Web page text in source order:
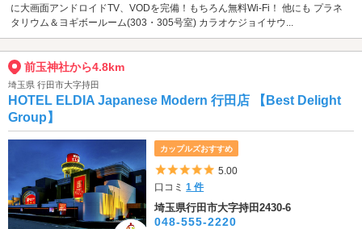
に大画面アンドロイドTV、VODを完備！もちろん無料Wi-Fi！ 他にも プラネ
タリウム＆ヨギボールーム(303・305号室) カラオケジョイサウ...
前玉神社から4.8km
埼玉県 行田市大字持田
HOTEL ELDIA Japanese Modern 行田店 【Best Delight
Group】
カップルズおすすめ
5つ星のうち5
5.00
口コミ1 件
埼玉県行田市大字持田2430-6
048-555-2220